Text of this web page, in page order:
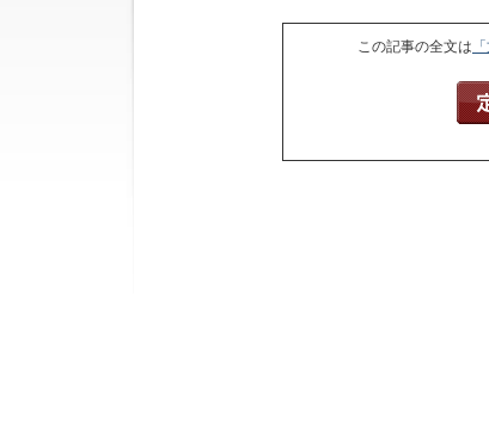
この記事の全文は